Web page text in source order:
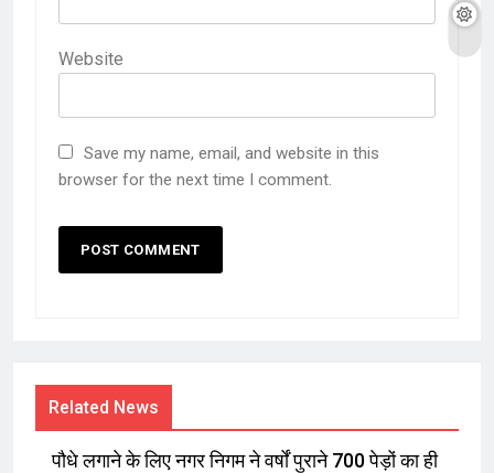
Website
Save my name, email, and website in this
browser for the next time I comment.
Related News
पौधे लगाने के लिए नगर निगम ने वर्षों पुराने 700 पेड़ों का ही